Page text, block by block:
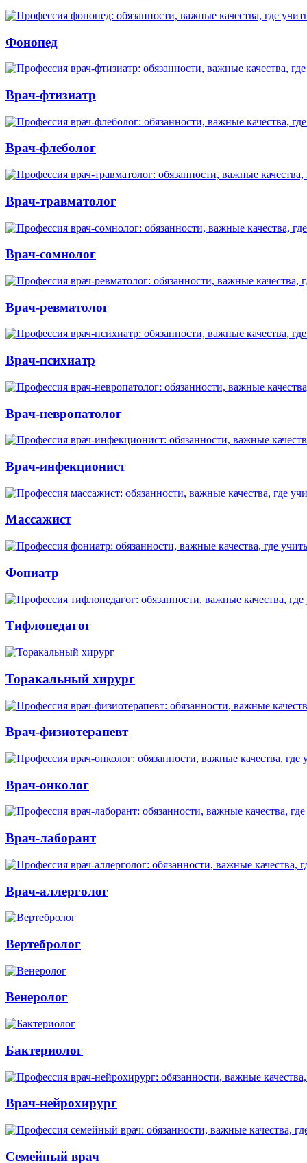
Фонопед
Врач-фтизиатр
Врач-флеболог
Врач-травматолог
Врач-сомнолог
Врач-ревматолог
Врач-психиатр
Врач-невропатолог
Врач-инфекционист
Массажист
Фониатр
Тифлопедагог
Торакальный хирург
Врач-физиотерапевт
Врач-онколог
Врач-лаборант
Врач-аллерголог
Вертебролог
Венеролог
Бактериолог
Врач-нейрохирург
Семейный врач